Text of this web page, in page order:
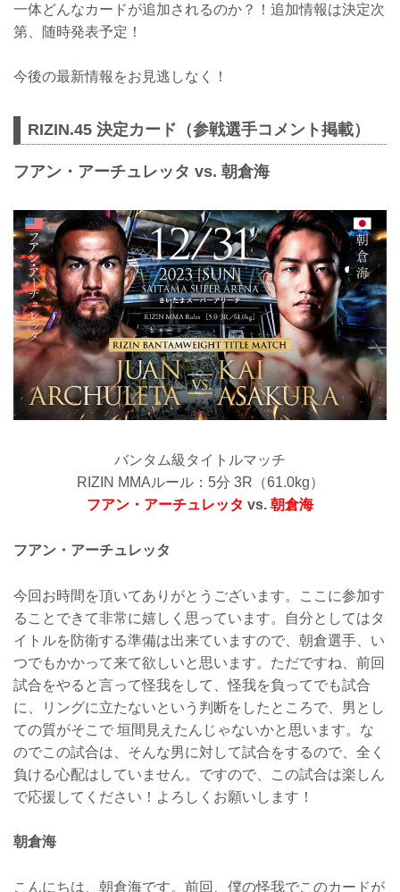
一体どんなカードが追加されるのか？！追加情報は決定次
第、随時発表予定！
今後の最新情報をお見逃しなく！
RIZIN.45 決定カード（参戦選手コメント掲載）
フアン・アーチュレッタ vs. 朝倉海
バンタム級タイトルマッチ
RIZIN MMAルール：5分 3R（61.0kg）
フアン・アーチュレッタ vs. 朝倉海
フアン・アーチュレッタ
今回お時間を頂いてありがとうございます。ここに参加す
ることできて非常に嬉しく思っています。自分としてはタ
イトルを防衛する準備は出来ていますので、朝倉選手、い
つでもかかって来て欲しいと思います。ただですね、前回
試合をやると言って怪我をして、怪我を負ってでも試合
に、リングに立たないという判断をしたところで、男とし
ての質がそこで 垣間見えたんじゃないかと思います。な
のでこの試合は、そんな男に対して試合をするので、全く
負ける心配はしていません。ですので、この試合は楽しん
で応援してください！よろしくお願いします！
朝倉海
こんにちは、朝倉海です。前回、僕の怪我でこのカードが